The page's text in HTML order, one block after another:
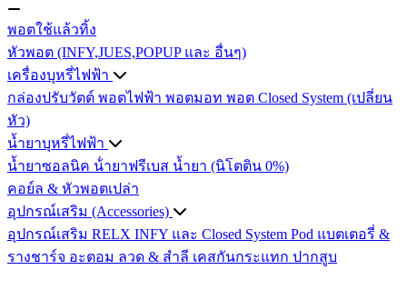
พอตใช้แล้วทิ้ง
หัวพอต (INFY,JUES,POPUP และ อื่นๆ)
เครื่องบุหรี่ไฟฟ้า
กล่องปรับวัตต์ พอตไฟฟ้า พอตมอท พอต Closed System (เปลี่ยน
หัว)
น้ำยาบุหรี่ไฟฟ้า
น้ำยาซอลนิค น้ํายาฟรีเบส น้ำยา (นิโตติน 0%)
คอย์ล & หัวพอตเปล่า
อุปกรณ์เสริม (Accessories)
อุปกรณ์เสริม RELX INFY และ Closed System Pod แบตเตอรี่ &
รางชาร์จ อะตอม ลวด ​& สำลี เคสกันกระแทก ปากสูบ